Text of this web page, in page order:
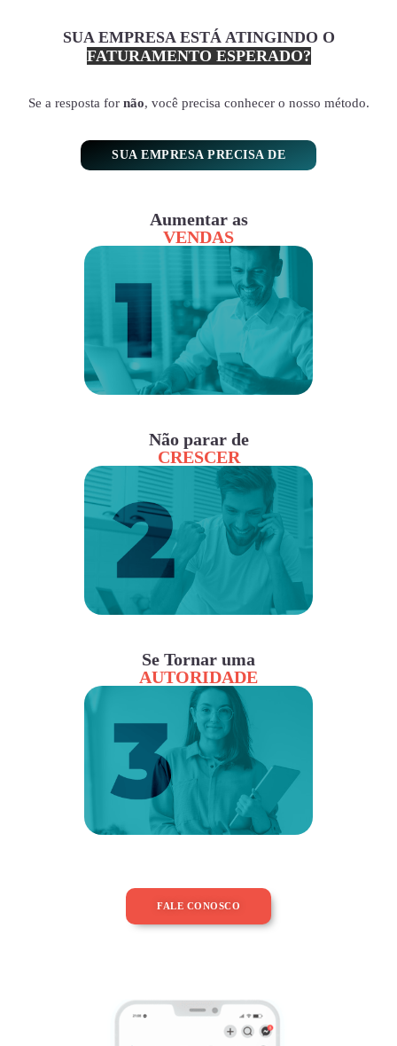
SUA EMPRESA ESTÁ ATINGINDO O
FATURAMENTO ESPERADO?
Se a resposta for não, você precisa conhecer o nosso método.
SUA EMPRESA PRECISA DE
Aumentar as
VENDAS
Não parar de
CRESCER
Se Tornar uma
AUTORIDADE
FALE CONOSCO